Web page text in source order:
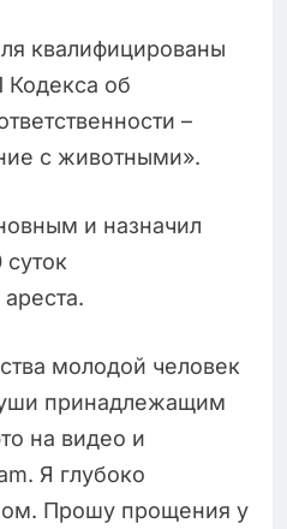
квалифицированы
Кодекса об
–
с животными».
и назначил
суток
молодой человек
уши принадлежащим
на видео и
Я глубоко
Прошу прощения у